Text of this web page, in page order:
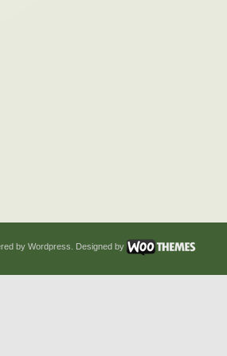
by Wordpress. Designed by